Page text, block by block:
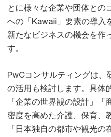
とに様々な企業や団体との
への「Kawaii」要素の導入
新たなビジネスの機会を作
す。
PwCコンサルティングは、
の活用も検討します。具体
「企業の世界観の設計」
密度を高めた介護、保育、
「日本独自の都市や観光